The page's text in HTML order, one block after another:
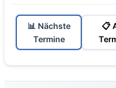
📊 Nächste
Termine
📋